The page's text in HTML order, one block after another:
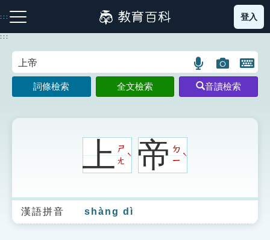
到
主
:::
注音索引圖示 筆畫索引圖示 部首索引表圖示
生字詞彙表
登入
:::
語
言
搜
圖
片
搜
開
鍵
圖
詞條檢索 全文檢索 音讀檢索
上ㄕ
ㄤ
ˋ 帝ㄉ
ㄧ
ˋ
漢語拼音 shàng dì